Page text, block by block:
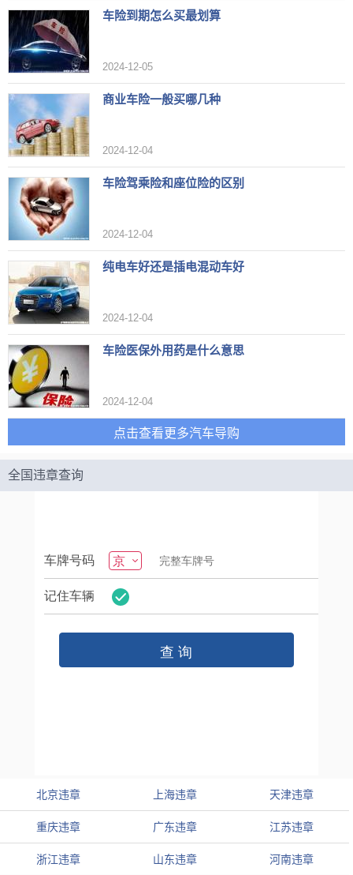
车险到期怎么买最划算
2024-12-05
商业车险一般买哪几种
2024-12-04
车险驾乘险和座位险的区别
2024-12-04
纯电车好还是插电混动车好
2024-12-04
车险医保外用药是什么意思
2024-12-04
点击查看更多汽车导购
全国违章查询
北京违章 上海违章 天津违章
重庆违章 广东违章 江苏违章
浙江违章 山东违章 河南违章